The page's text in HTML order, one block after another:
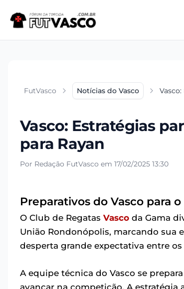
FutVasco Notícias do Vasco
Vasco: Estratégias
para Rayan
Por Redação FutVasco em 17/02/2025 13:30
Preparativos do Vasco para
O Club de Regatas Vasco da Gama
União Rondonópolis, marcando sua
desperta grande expectativa entre
A equipe técnica do Vasco se
avançar na competição. A estratégia